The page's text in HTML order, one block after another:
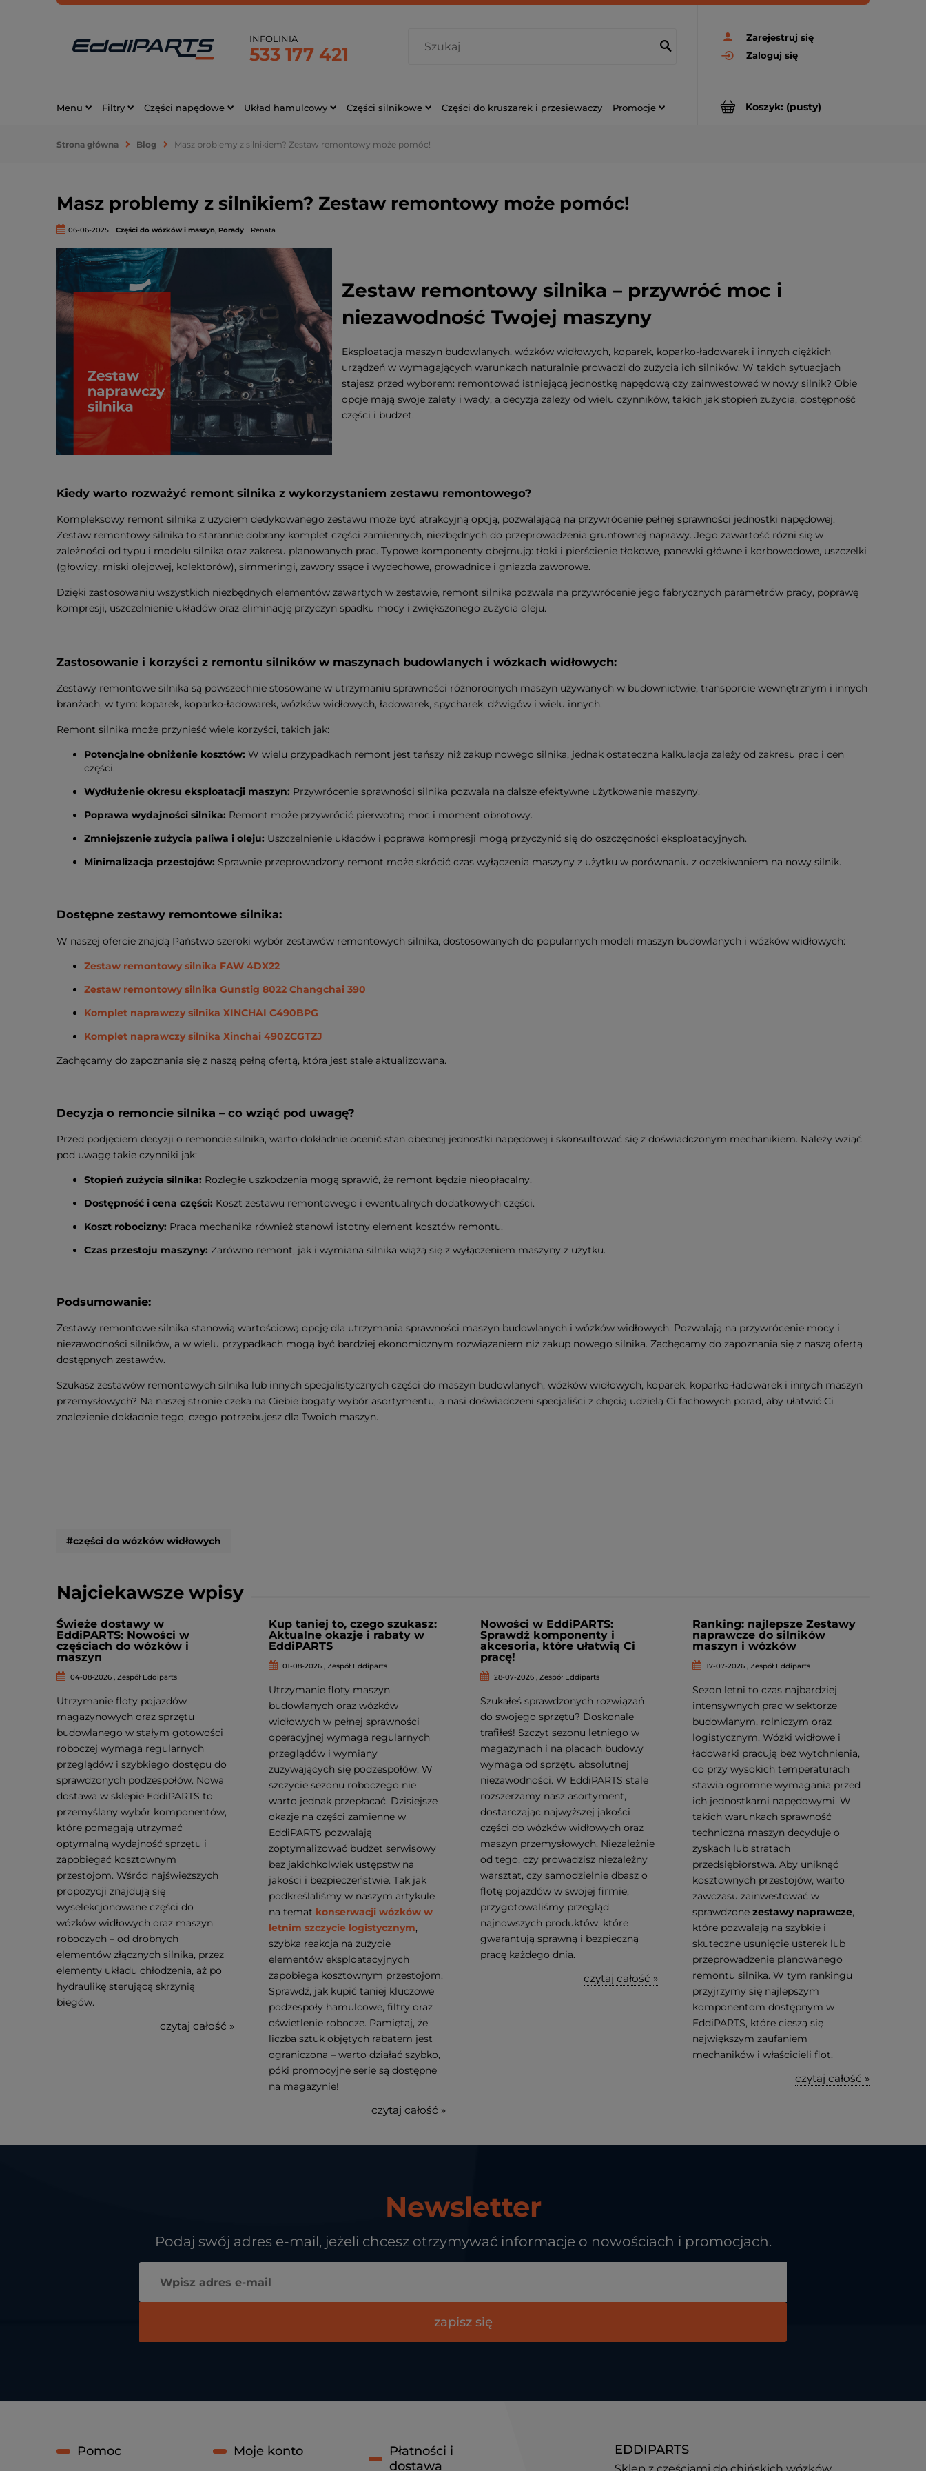
Zarejestruj się
Zaloguj się
INFOLINIA
533 177 421
Koszyk: (pusty)
Menu Filtry Części napędowe Układ hamulcowy Części silnikowe Części do kruszarek i przesiewaczy Promocje
Strona główna Blog Masz problemy z silnikiem? Zestaw remontowy może pomóc!
Masz problemy z silnikiem? Zestaw remontowy może pomóc!
06-06-2025 Części do wózków i maszyn, Porady Renata
Zestaw remontowy silnika – przywróć moc i
niezawodność Twojej maszyny
Eksploatacja maszyn budowlanych, wózków widłowych, koparek, koparko-ładowarek i innych ciężkich
urządzeń w wymagających warunkach naturalnie prowadzi do zużycia ich silników. W takich sytuacjach
stajesz przed wyborem: remontować istniejącą jednostkę napędową czy zainwestować w nowy silnik? Obie
opcje mają swoje zalety i wady, a decyzja zależy od wielu czynników, takich jak stopień zużycia, dostępność
części i budżet.
Kiedy warto rozważyć remont silnika z wykorzystaniem zestawu remontowego?
Kompleksowy remont silnika z użyciem dedykowanego zestawu może być atrakcyjną opcją, pozwalającą na przywrócenie pełnej sprawności jednostki napędowej.
Zestaw remontowy silnika to starannie dobrany komplet części zamiennych, niezbędnych do przeprowadzenia gruntownej naprawy. Jego zawartość różni się w
zależności od typu i modelu silnika oraz zakresu planowanych prac. Typowe komponenty obejmują: tłoki i pierścienie tłokowe, panewki główne i korbowodowe, uszczelki
(głowicy, miski olejowej, kolektorów), simmeringi, zawory ssące i wydechowe, prowadnice i gniazda zaworowe.
Dzięki zastosowaniu wszystkich niezbędnych elementów zawartych w zestawie, remont silnika pozwala na przywrócenie jego fabrycznych parametrów pracy, poprawę
kompresji, uszczelnienie układów oraz eliminację przyczyn spadku mocy i zwiększonego zużycia oleju.
Zastosowanie i korzyści z remontu silników w maszynach budowlanych i wózkach widłowych:
Zestawy remontowe silnika są powszechnie stosowane w utrzymaniu sprawności różnorodnych maszyn używanych w budownictwie, transporcie wewnętrznym i innych
branżach, w tym: koparek, koparko-ładowarek, wózków widłowych, ładowarek, spycharek, dźwigów i wielu innych.
Remont silnika może przynieść wiele korzyści, takich jak:
Potencjalne obniżenie kosztów: W wielu przypadkach remont jest tańszy niż zakup nowego silnika, jednak ostateczna kalkulacja zależy od zakresu prac i cen
części.
Wydłużenie okresu eksploatacji maszyn: Przywrócenie sprawności silnika pozwala na dalsze efektywne użytkowanie maszyny.
Poprawa wydajności silnika: Remont może przywrócić pierwotną moc i moment obrotowy.
Zmniejszenie zużycia paliwa i oleju: Uszczelnienie układów i poprawa kompresji mogą przyczynić się do oszczędności eksploatacyjnych.
Minimalizacja przestojów: Sprawnie przeprowadzony remont może skrócić czas wyłączenia maszyny z użytku w porównaniu z oczekiwaniem na nowy silnik.
Dostępne zestawy remontowe silnika:
W naszej ofercie znajdą Państwo szeroki wybór zestawów remontowych silnika, dostosowanych do popularnych modeli maszyn budowlanych i wózków widłowych:
Zestaw remontowy silnika FAW 4DX22
Zestaw remontowy silnika Gunstig 8022 Changchai 390
Komplet naprawczy silnika XINCHAI C490BPG
Komplet naprawczy silnika Xinchai 490ZCGTZJ
Zachęcamy do zapoznania się z naszą pełną ofertą, która jest stale aktualizowana.
Decyzja o remoncie silnika – co wziąć pod uwagę?
Przed podjęciem decyzji o remoncie silnika, warto dokładnie ocenić stan obecnej jednostki napędowej i skonsultować się z doświadczonym mechanikiem. Należy wziąć
pod uwagę takie czynniki jak:
Stopień zużycia silnika: Rozległe uszkodzenia mogą sprawić, że remont będzie nieopłacalny.
Dostępność i cena części: Koszt zestawu remontowego i ewentualnych dodatkowych części.
Koszt robocizny: Praca mechanika również stanowi istotny element kosztów remontu.
Czas przestoju maszyny: Zarówno remont, jak i wymiana silnika wiążą się z wyłączeniem maszyny z użytku.
Podsumowanie:
Zestawy remontowe silnika stanowią wartościową opcję dla utrzymania sprawności maszyn budowlanych i wózków widłowych. Pozwalają na przywrócenie mocy i
niezawodności silników, a w wielu przypadkach mogą być bardziej ekonomicznym rozwiązaniem niż zakup nowego silnika. Zachęcamy do zapoznania się z naszą ofertą
dostępnych zestawów.
Szukasz zestawów remontowych silnika lub innych specjalistycznych części do maszyn budowlanych, wózków widłowych, koparek, koparko-ładowarek i innych maszyn
przemysłowych? Na naszej stronie czeka na Ciebie bogaty wybór asortymentu, a nasi doświadczeni specjaliści z chęcią udzielą Ci fachowych porad, aby ułatwić Ci
znalezienie dokładnie tego, czego potrzebujesz dla Twoich maszyn.
#części do wózków widłowych
Najciekawsze wpisy
Świeże dostawy w
EddiPARTS: Nowości w
częściach do wózków i
maszyn
04-08-2026 , Zespół Eddiparts
Utrzymanie floty pojazdów
magazynowych oraz sprzętu
budowlanego w stałym gotowości
roboczej wymaga regularnych
przeglądów i szybkiego dostępu do
sprawdzonych podzespołów. Nowa
dostawa w sklepie EddiPARTS to
przemyślany wybór komponentów,
które pomagają utrzymać
optymalną wydajność sprzętu i
zapobiegać kosztownym
przestojom. Wśród najświeższych
propozycji znajdują się
wyselekcjonowane części do
wózków widłowych oraz maszyn
roboczych – od drobnych
elementów złącznych silnika, przez
elementy układu chłodzenia, aż po
hydraulikę sterującą skrzynią
biegów.
czytaj całość »
Kup taniej to, czego szukasz:
Aktualne okazje i rabaty w
EddiPARTS
01-08-2026 , Zespół Eddiparts
Utrzymanie floty maszyn
budowlanych oraz wózków
widłowych w pełnej sprawności
operacyjnej wymaga regularnych
przeglądów i wymiany
zużywających się podzespołów. W
szczycie sezonu roboczego nie
warto jednak przepłacać. Dzisiejsze
okazje na części zamienne w
EddiPARTS pozwalają
zoptymalizować budżet serwisowy
bez jakichkolwiek ustępstw na
jakości i bezpieczeństwie. Tak jak
podkreślaliśmy w naszym artykule
na temat konserwacji wózków w
letnim szczycie logistycznym,
szybka reakcja na zużycie
elementów eksploatacyjnych
zapobiega kosztownym przestojom.
Sprawdź, jak kupić taniej kluczowe
podzespoły hamulcowe, filtry oraz
oświetlenie robocze. Pamiętaj, że
liczba sztuk objętych rabatem jest
ograniczona – warto działać szybko,
póki promocyjne serie są dostępne
na magazynie!
czytaj całość »
Nowości w EddiPARTS:
Sprawdź komponenty i
akcesoria, które ułatwią Ci
pracę!
28-07-2026 , Zespół Eddiparts
Szukałeś sprawdzonych rozwiązań
do swojego sprzętu? Doskonale
trafiłeś! Szczyt sezonu letniego w
magazynach i na placach budowy
wymaga od sprzętu absolutnej
niezawodności. W EddiPARTS stale
rozszerzamy nasz asortyment,
dostarczając najwyższej jakości
części do wózków widłowych oraz
maszyn przemysłowych. Niezależnie
od tego, czy prowadzisz niezależny
warsztat, czy samodzielnie dbasz o
flotę pojazdów w swojej firmie,
przygotowaliśmy przegląd
najnowszych produktów, które
gwarantują sprawną i bezpieczną
pracę każdego dnia.
czytaj całość »
Ranking: najlepsze Zestawy
naprawcze do silników
maszyn i wózków
17-07-2026 , Zespół Eddiparts
Sezon letni to czas najbardziej
intensywnych prac w sektorze
budowlanym, rolniczym oraz
logistycznym. Wózki widłowe i
ładowarki pracują bez wytchnienia,
co przy wysokich temperaturach
stawia ogromne wymagania przed
ich jednostkami napędowymi. W
takich warunkach sprawność
techniczna maszyn decyduje o
zyskach lub stratach
przedsiębiorstwa. Aby uniknąć
kosztownych przestojów, warto
zawczasu zainwestować w
sprawdzone zestawy naprawcze,
które pozwalają na szybkie i
skuteczne usunięcie usterek lub
przeprowadzenie planowanego
remontu silnika. W tym rankingu
przyjrzymy się najlepszym
komponentom dostępnym w
EddiPARTS, które cieszą się
największym zaufaniem
mechaników i właścicieli flot.
czytaj całość »
Newsletter
Podaj swój adres e-mail, jeżeli chcesz otrzymywać informacje o nowościach i promocjach.
zapisz się
EDDIPARTS
Pomoc Moje konto
Płatności i
dostawa